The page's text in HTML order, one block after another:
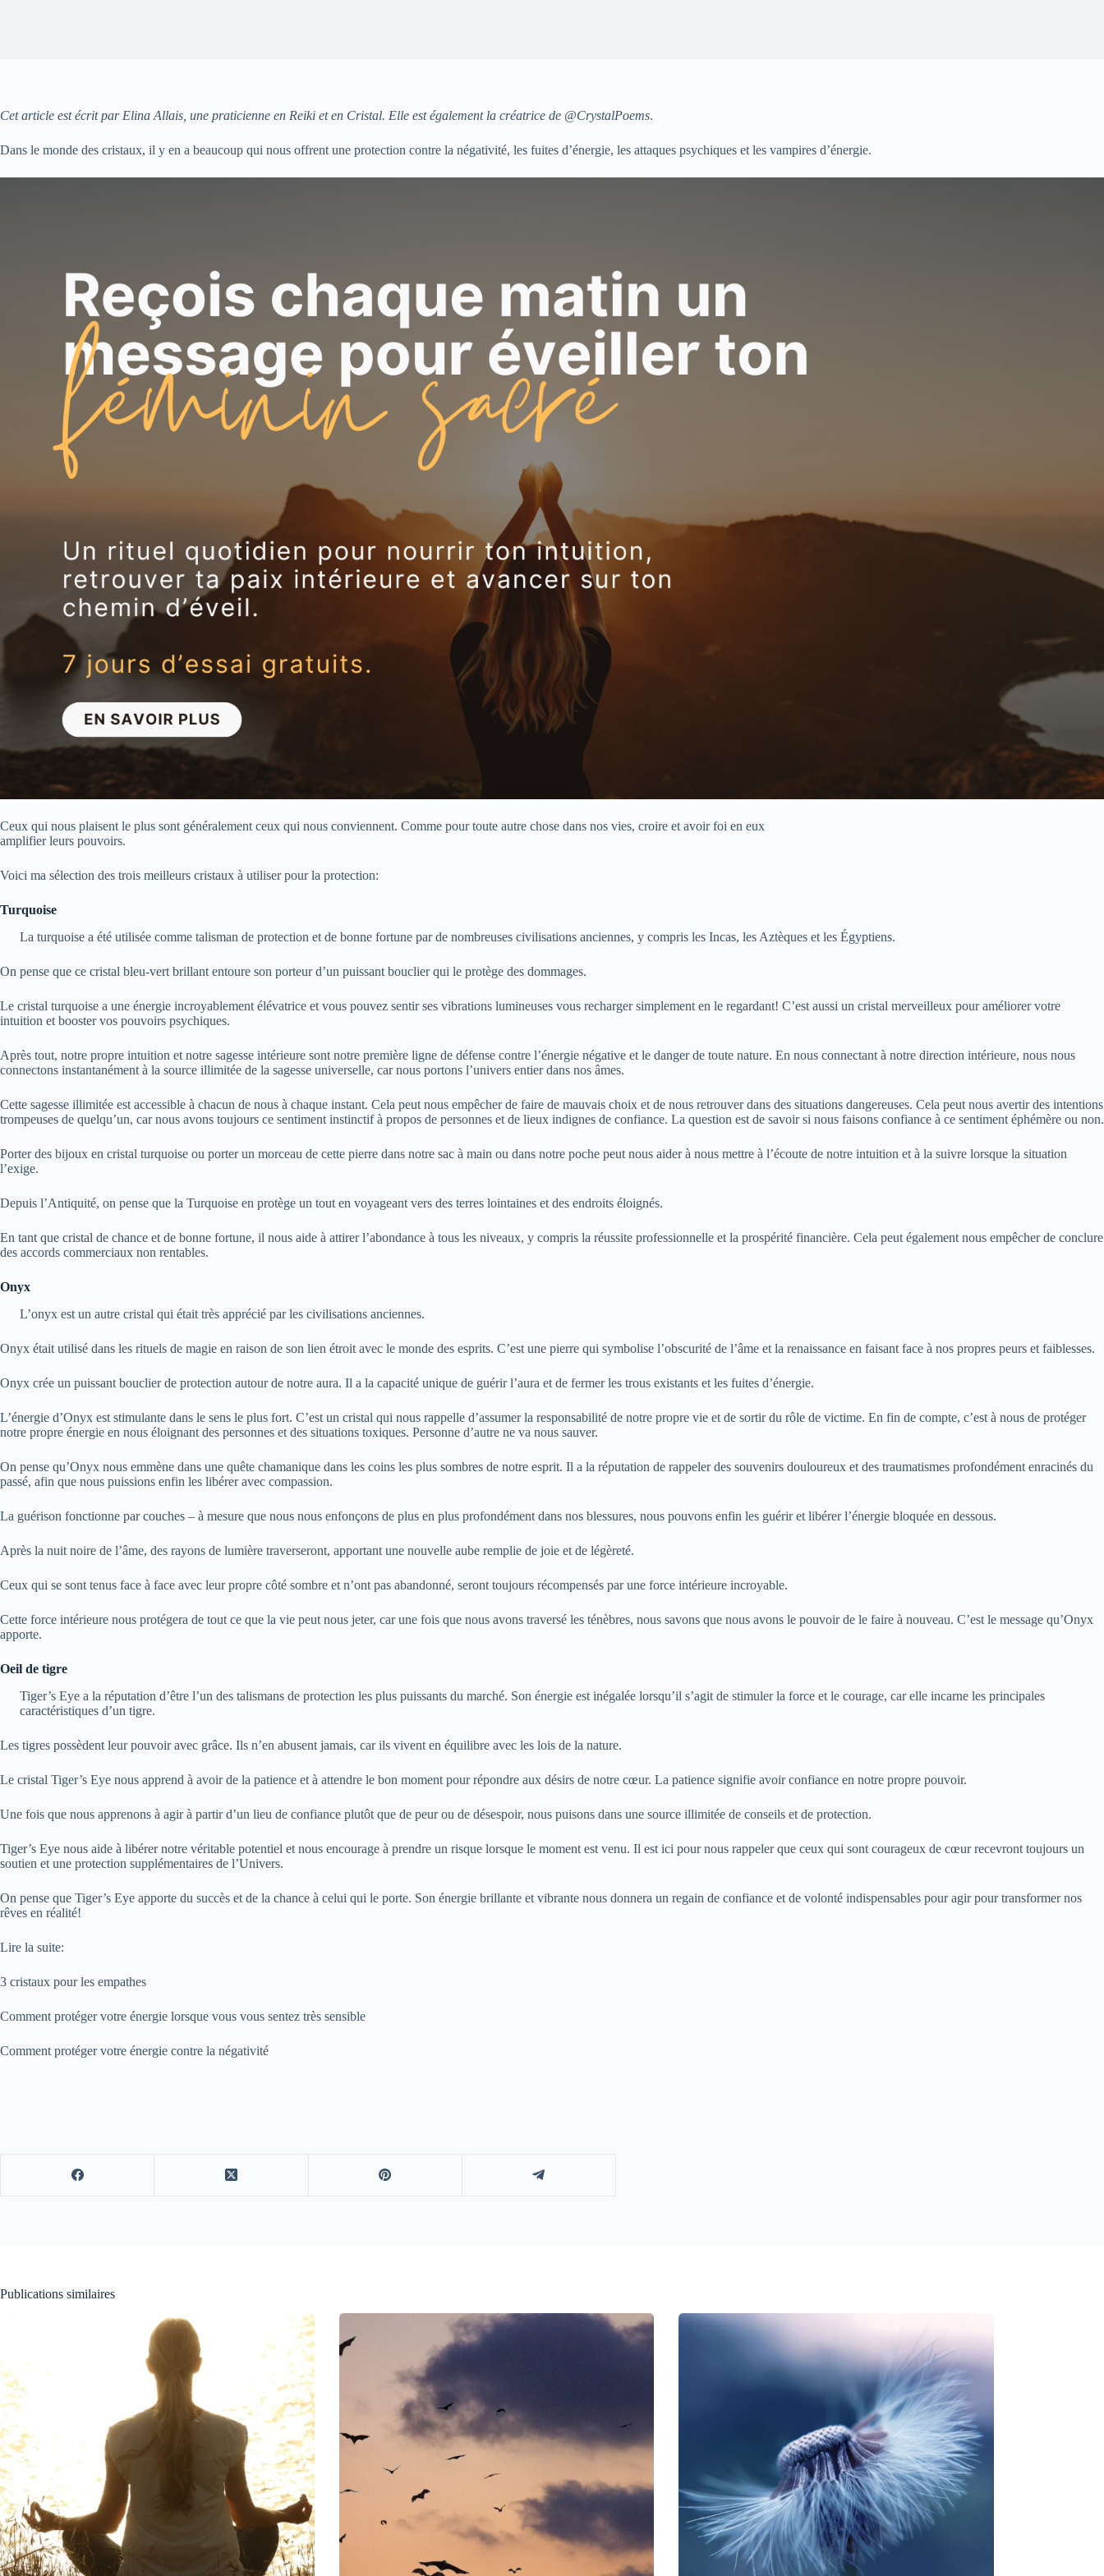
Cet article est écrit par Elina Allais, une praticienne en Reiki et en Cristal. Elle est également la créatrice de @CrystalPoems.
Dans le monde des cristaux, il y en a beaucoup qui nous offrent une protection contre la négativité, les fuites d’énergie, les attaques psychiques et les vampires d’énergie.
Ceux qui nous plaisent le plus sont généralement ceux qui nous conviennent. Comme pour toute autre chose dans nos vies, croire et avoir foi en eux
amplifier leurs pouvoirs.
Voici ma sélection des trois meilleurs cristaux à utiliser pour la protection:
Turquoise
La turquoise a été utilisée comme talisman de protection et de bonne fortune par de nombreuses civilisations anciennes, y compris les Incas, les Aztèques et les Égyptiens.
On pense que ce cristal bleu-vert brillant entoure son porteur d’un puissant bouclier qui le protège des dommages.
Le cristal turquoise a une énergie incroyablement élévatrice et vous pouvez sentir ses vibrations lumineuses vous recharger simplement en le regardant! C’est aussi un cristal merveilleux pour améliorer votre
intuition et booster vos pouvoirs psychiques.
Après tout, notre propre intuition et notre sagesse intérieure sont notre première ligne de défense contre l’énergie négative et le danger de toute nature. En nous connectant à notre direction intérieure, nous nous
connectons instantanément à la source illimitée de la sagesse universelle, car nous portons l’univers entier dans nos âmes.
Cette sagesse illimitée est accessible à chacun de nous à chaque instant. Cela peut nous empêcher de faire de mauvais choix et de nous retrouver dans des situations dangereuses. Cela peut nous avertir des intentions
trompeuses de quelqu’un, car nous avons toujours ce sentiment instinctif à propos de personnes et de lieux indignes de confiance. La question est de savoir si nous faisons confiance à ce sentiment éphémère ou non.
Porter des bijoux en cristal turquoise ou porter un morceau de cette pierre dans notre sac à main ou dans notre poche peut nous aider à nous mettre à l’écoute de notre intuition et à la suivre lorsque la situation
l’exige.
Depuis l’Antiquité, on pense que la Turquoise en protège un tout en voyageant vers des terres lointaines et des endroits éloignés.
En tant que cristal de chance et de bonne fortune, il nous aide à attirer l’abondance à tous les niveaux, y compris la réussite professionnelle et la prospérité financière. Cela peut également nous empêcher de conclure
des accords commerciaux non rentables.
Onyx
L’onyx est un autre cristal qui était très apprécié par les civilisations anciennes.
Onyx était utilisé dans les rituels de magie en raison de son lien étroit avec le monde des esprits. C’est une pierre qui symbolise l’obscurité de l’âme et la renaissance en faisant face à nos propres peurs et faiblesses.
Onyx crée un puissant bouclier de protection autour de notre aura. Il a la capacité unique de guérir l’aura et de fermer les trous existants et les fuites d’énergie.
L’énergie d’Onyx est stimulante dans le sens le plus fort. C’est un cristal qui nous rappelle d’assumer la responsabilité de notre propre vie et de sortir du rôle de victime. En fin de compte, c’est à nous de protéger
notre propre énergie en nous éloignant des personnes et des situations toxiques. Personne d’autre ne va nous sauver.
On pense qu’Onyx nous emmène dans une quête chamanique dans les coins les plus sombres de notre esprit. Il a la réputation de rappeler des souvenirs douloureux et des traumatismes profondément enracinés du
passé, afin que nous puissions enfin les libérer avec compassion.
La guérison fonctionne par couches – à mesure que nous nous enfonçons de plus en plus profondément dans nos blessures, nous pouvons enfin les guérir et libérer l’énergie bloquée en dessous.
Après la nuit noire de l’âme, des rayons de lumière traverseront, apportant une nouvelle aube remplie de joie et de légèreté.
Ceux qui se sont tenus face à face avec leur propre côté sombre et n’ont pas abandonné, seront toujours récompensés par une force intérieure incroyable.
Cette force intérieure nous protégera de tout ce que la vie peut nous jeter, car une fois que nous avons traversé les ténèbres, nous savons que nous avons le pouvoir de le faire à nouveau. C’est le message qu’Onyx
apporte.
Oeil de tigre
Tiger’s Eye a la réputation d’être l’un des talismans de protection les plus puissants du marché. Son énergie est inégalée lorsqu’il s’agit de stimuler la force et le courage, car elle incarne les principales
caractéristiques d’un tigre.
Les tigres possèdent leur pouvoir avec grâce. Ils n’en abusent jamais, car ils vivent en équilibre avec les lois de la nature.
Le cristal Tiger’s Eye nous apprend à avoir de la patience et à attendre le bon moment pour répondre aux désirs de notre cœur. La patience signifie avoir confiance en notre propre pouvoir.
Une fois que nous apprenons à agir à partir d’un lieu de confiance plutôt que de peur ou de désespoir, nous puisons dans une source illimitée de conseils et de protection.
Tiger’s Eye nous aide à libérer notre véritable potentiel et nous encourage à prendre un risque lorsque le moment est venu. Il est ici pour nous rappeler que ceux qui sont courageux de cœur recevront toujours un
soutien et une protection supplémentaires de l’Univers.
On pense que Tiger’s Eye apporte du succès et de la chance à celui qui le porte. Son énergie brillante et vibrante nous donnera un regain de confiance et de volonté indispensables pour agir pour transformer nos
rêves en réalité!
Lire la suite:
3 cristaux pour les empathes
Comment protéger votre énergie lorsque vous vous sentez très sensible
Comment protéger votre énergie contre la négativité
Publications similaires